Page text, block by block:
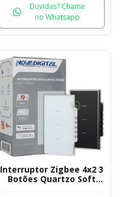
Duvidas? Chame
no Whatsapp
Interruptor Zigbee 4x2 3
Botões Quartzo Soft